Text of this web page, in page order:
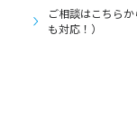
ご相談はこちら
も対応！）